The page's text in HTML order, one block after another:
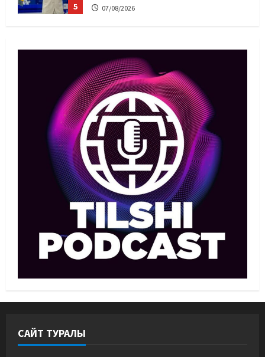
5 07/08/2026
1
менеджері Арман Әшімов жайлы
жағымсыз оқиғаны айтты
07/08/2026
2
Басты жаңалық Бокс
Махмұд пен Сәкен: Азия
ойындарына кім барады?
07/08/2026
3
Басты жаңалық Күрес
“Оңай болған жоқ”: Өзбек
файтері өзінен үш есе ауыр
балуанды таза жеңді
07/08/2026
Әйгілі Снайдер мен Тажудинов
САЙТ ТУРАЛЫ